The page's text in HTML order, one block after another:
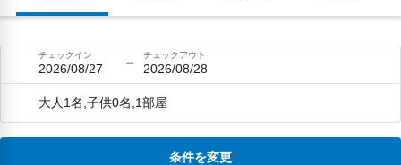
チェックイン
2026/08/27
チェックアウト
2026/08/28
大人1名,子供0名,1部屋
条件を変更